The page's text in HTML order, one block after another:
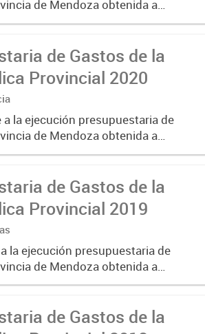
de Mendoza obtenida a
misma corresponde al ejercicio
de Gastos de la
Provincial 2020
la ejecución presupuestaria de
de Mendoza obtenida a
misma corresponde al ejercicio
de Gastos de la
Provincial 2019
la ejecución presupuestaria de
de Mendoza obtenida a
misma corresponde al ejercicio
de Gastos de la